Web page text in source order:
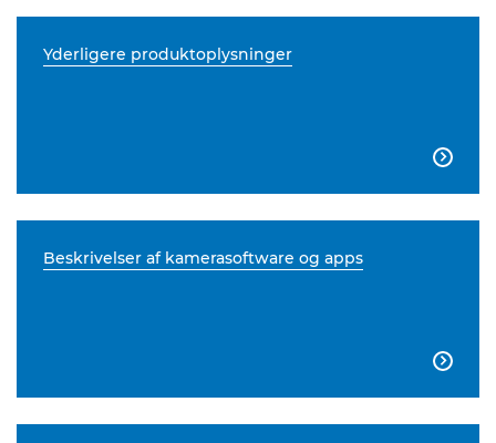
Yderligere produktoplysninger

Beskrivelser af kamerasoftware og apps
